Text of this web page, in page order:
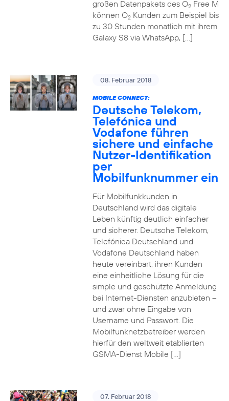
großen Datenpakets des O2Free M
können O2Kunden zum Beispiel bis
zu 30 Stunden monatlich mit ihrem
Galaxy S8 via WhatsApp, […]
08. Februar 2018
MOBILE CONNECT:
Deutsche Telekom,
Telefónica und
Vodafone führen
sichere und einfache
Nutzer-Identifikation
per
Mobilfunknummer ein
Für Mobilfunkkunden in
Deutschland wird das digitale
Leben künftig deutlich einfacher
und sicherer. Deutsche Telekom,
Telefónica Deutschland und
Vodafone Deutschland haben
heute vereinbart, ihren Kunden
eine einheitliche Lösung für die
simple und geschützte Anmeldung
bei Internet-Diensten anzubieten –
und zwar ohne Eingabe von
Username und Passwort. Die
Mobilfunknetzbetreiber werden
hierfür den weltweit etablierten
GSMA-Dienst Mobile […]
07. Februar 2018